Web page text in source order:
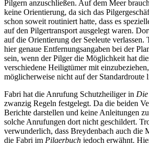
Pilgern anzuschließen. Auf dem Meer
keine Orientierung, da sich das
schon soweit routiniert hatte, dass es
auf den Pilgertransport ausgelegt waren.
auf die Orientierung der Seeleute verlassen.
hier genaue Entfernungsangaben bei der
sein, wenn der Pilger die Möglichkeit hat
verschiedene Heiligtümer mit
möglicherweise nicht auf der Standardroute
Fabri hat die Anrufung Schutzheiliger in
zwanzig Regeln festgelegt. Da die beiden
Berichte darstellen und keine Anleitungen
solche Anrufungen dort nicht geschildert.
verwunderlich, dass Breydenbach auch die
die Fabri im Pilgerbuch jedoch erwähnt.